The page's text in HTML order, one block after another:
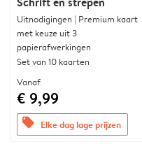
Uitnodigingen | Premium kaart
met keuze uit 3
papierafwerkingen
Set van 10 kaarten
Vanaf
€ 9,99
offers Elke dag lage prijzen